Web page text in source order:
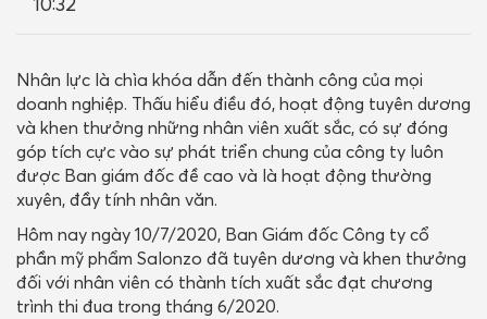
LIÊN HỆ
Nhân lực là chìa khóa dẫn đến thành công của mọi
doanh nghiệp. Thấu hiểu điều đó, hoạt động tuyên dương
và khen thưởng những nhân viên xuất sắc, có sự đóng
góp tích cực vào sự phát triển chung của công ty luôn
được Ban giám đốc đề cao và là hoạt động thường
xuyên, đầy tính nhân văn.
Hôm nay ngày 10/7/2020, Ban Giám đốc Công ty cổ
phần mỹ phẩm Salonzo đã tuyên dương và khen thưởng
đối với nhân viên có thành tích xuất sắc đạt chương
trình thi đua trong tháng 6/2020.